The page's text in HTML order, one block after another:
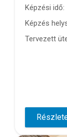
Képzési idő:
Képzés
Tervezett